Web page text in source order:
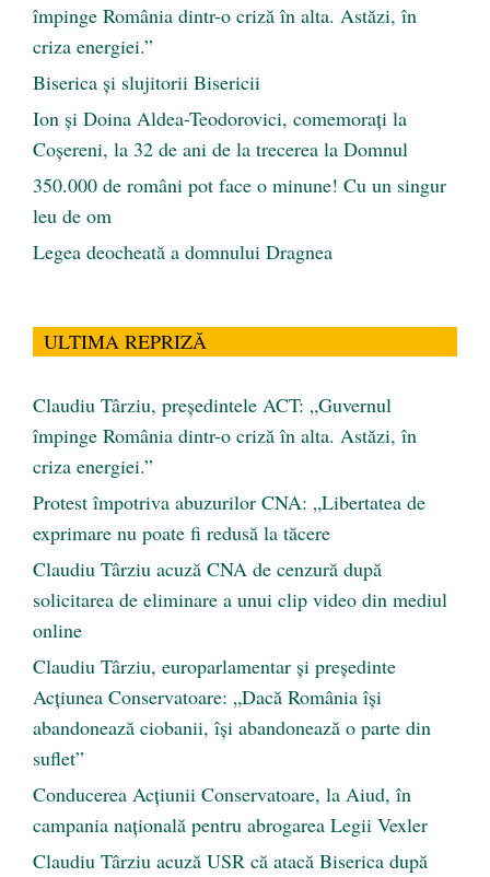
împinge România dintr-o criză în alta. Astăzi, în
criza energiei.”
Biserica și slujitorii Bisericii
Ion și Doina Aldea-Teodorovici, comemorați la
Coșereni, la 32 de ani de la trecerea la Domnul
350.000 de români pot face o minune! Cu un singur
leu de om
Legea deocheată a domnului Dragnea
ULTIMA REPRIZĂ
Claudiu Târziu, președintele ACT: „Guvernul
împinge România dintr-o criză în alta. Astăzi, în
criza energiei.”
Protest împotriva abuzurilor CNA: „Libertatea de
exprimare nu poate fi redusă la tăcere
Claudiu Târziu acuză CNA de cenzură după
solicitarea de eliminare a unui clip video din mediul
online
Claudiu Târziu, europarlamentar și președinte
Acțiunea Conservatoare: „Dacă România își
abandonează ciobanii, își abandonează o parte din
suflet”
Conducerea Acțiunii Conservatoare, la Aiud, în
campania națională pentru abrogarea Legii Vexler
Claudiu Târziu acuză USR că atacă Biserica după